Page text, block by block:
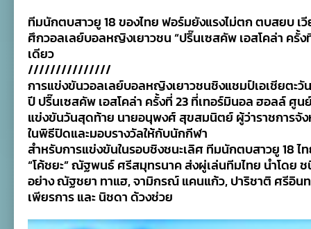
ทีมนักตบสาวยู 18 ของไทย ฟอร์มยังแรงไม่ตก ตบสยบ เ
ศึกวอลเลย์บอลหญิงเยาวชน “ปริ๊นเซสคัพ เอสโคล่า ครั้ง
เดียว
///////////////
การแข่งขันวอลเลย์บอลหญิงเยาวชนชิงแชมป์เอเชียตะวั
ปี ปริ๊นเซสคัพ เอสโคล่า ครั้งที่ 23 ที่เทอร์มินอล ฮอลล์ ศูน
แข่งขันวันสุดท้าย นายอนุพงศ์ สุขสมนิตย์ ผู้ว่าราชการจัง
ในพิธีปิดและมอบรางวัลให้กับนักกีฬา
สำหรับการแข่งขันในรอบชิงชนะเลิศ ทีมนักตบสาวยู 18
“โค้ชยะ” ณัฐพนธ์ ศรีสมุทรนาค ส่งผู่เล่นทีมไทย นำโดย
อย่าง ณัฐชยา ทาแฮ, จามิกรณ์ แคนแก้ว, ปาริชาติ ศรีอิน
เพียรการ และ นิชดา ด้วงช่วย